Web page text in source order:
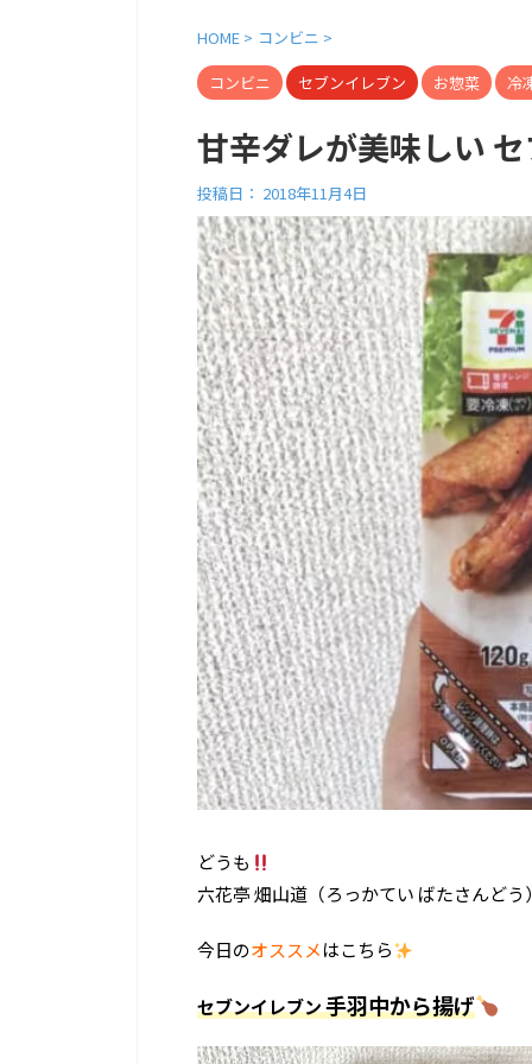
HOME > コンビニ >
コンビニ
セブンイレブン お惣菜 冷
甘辛ダレが美味しい
投稿日： 2018年11月4日
どうも
六花亭 畑山道（ろっかてい ばたさんどう
今日のオススメはこちら
セブンイレブン手羽中から揚げ